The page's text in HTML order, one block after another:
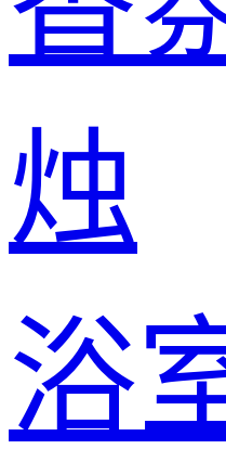
烛
浴